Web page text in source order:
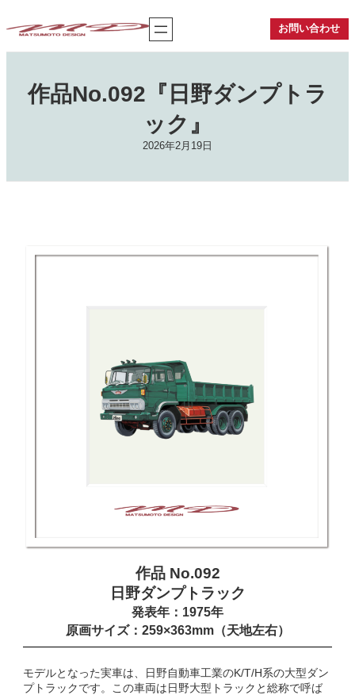
容
お問い合わせ
作品No.092『日野ダンプトラ
ック』
2026年2月19日
作品 No.092
日野ダンプトラック
発表年：1975年
原画サイズ：259×363mm（天地左右）
モデルとなった実車は、日野自動車工業のK/T/H系の大型ダン
プトラックです。この車両は日野大型トラックと総称で呼ば